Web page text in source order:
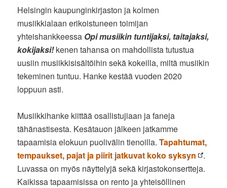
Helsingin kaupunginkirjaston ja kolmen
musiikkialaan erikoistuneen toimijan
yhteishankkeessa Opi musiikin tuntijaksi, taitajaksi,
kokijaksi! kenen tahansa on mahdollista tutustua
uusiin musiikkisisältöihin sekä kokeilla, miltä musiikin
tekeminen tuntuu. Hanke kestää vuoden 2020
loppuun asti.
Musiikkihanke kiittää osallistujiaan ja faneja
tähänastisesta. Kesätauon jälkeen jatkamme
tapaamisia elokuun puolivälin tienoilla.Tapahtumat,
tempaukset, pajat ja piirit jatkuvat koko syksyn
.
Luvassa on myös näyttelyjä sekä kirjastokonsertteja.
Kaikissa tapaamisissa on rento ja yhteisöllinen